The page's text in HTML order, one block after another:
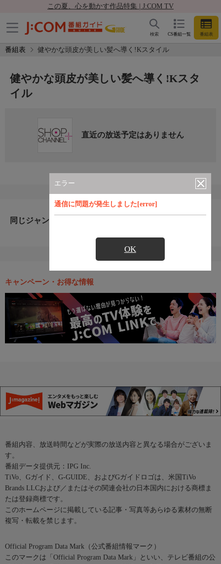
この夏、心を動かす作品特集 | J:COM TV
CS番組一覧 番組表
検索
番組表 健やかな頭皮が美しい髪へ導く!Kスタイル
エラー
通信に問題が発生しました[error]
OK
健やかな頭皮が美しい髪へ導く!Kスタ
イル
直近の放送予定はありません
同じジャンルのおすすめ番組
キャンペーン・お得な情報
番組内容、放送時間などが実際の放送内容と異なる場合がございま
す。
番組データ提供元：IPG Inc.
TiVo、Gガイド、G-GUIDE、およびGガイドロゴは、米国TiVo
Brands LLCおよび／またはその関連会社の日本国内における商標ま
たは登録商標です。
このホームページに掲載している記事・写真等あらゆる素材の無断
複写・転載を禁じます。
Official Program Data Mark（公式番組情報マーク）
このマークは「Official Program Data Mark」といい、テレビ番組の公